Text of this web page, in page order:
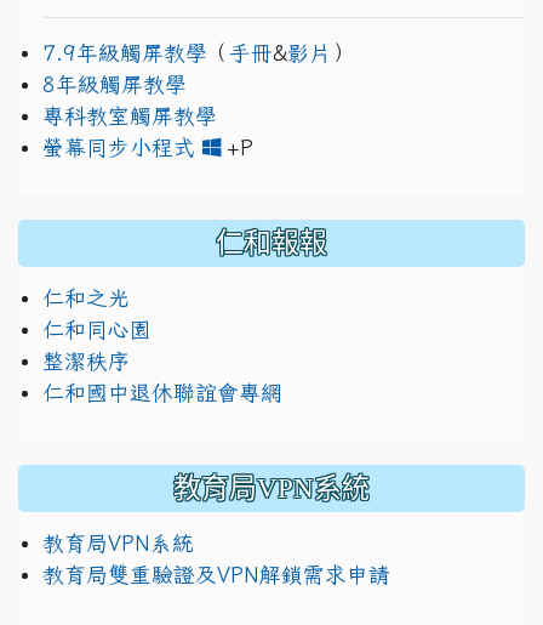
7.9年級觸屏教學 （ 手冊&影片 ）
8年級觸屏教學
專科教室觸屏教學
螢幕同步小程式
+P
仁和報報
仁和之光
仁和同心園
整潔秩序
仁和國中退休聯誼會專網
教育局VPN系統
教育局VPN系統
教育局雙重驗證及VPN解鎖需求申請